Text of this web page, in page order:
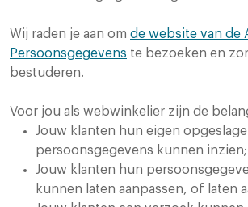
Wij raden je aan om de website van de
Persoonsgegevens te bezoeken en
bestuderen.
Voor jou als webwinkelier zijn de
Jouw klanten hun eigen
persoonsgegevens kunnen inzien;
Jouw klanten hun
kunnen laten aanpassen, of laten